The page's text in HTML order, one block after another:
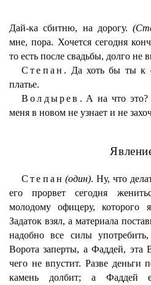
Дай-ка сбитню, на дорогу.
мне, пора. Хочется сегодня
то есть после свадьбы, долго не
Степан. Да хоть бы ты к
платье.
Волдырев. А на что
меня в новом не узнает и не
Степан (один). Ну, что
его прорвет сегодня
молодому офицеру, которого
Задаток взял, а материала
надобно все силы
Ворота заперты, а Фаддей, эта
чего не впустит. Разве деньги
камень долбит; а Фаддей